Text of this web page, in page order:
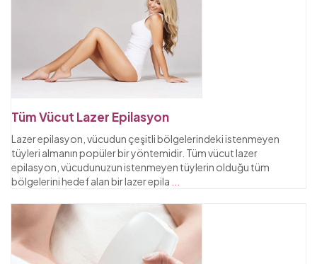
Tüm Vücut Lazer Epilasyon
Lazer epilasyon, vücudun çeşitli bölgelerindeki istenmeyen
tüyleri almanın popüler bir yöntemidir. Tüm vücut lazer
epilasyon, vücudunuzun istenmeyen tüylerin olduğu tüm
bölgelerini hedef alan bir lazer epila